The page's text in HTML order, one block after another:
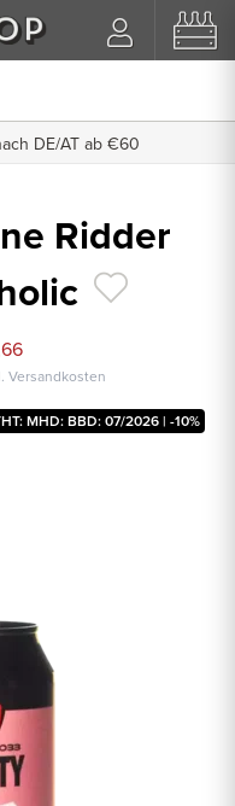
DE/AT ab €60
Ridder
Versandkosten
MHD: BBD: 07/2026 | -10%